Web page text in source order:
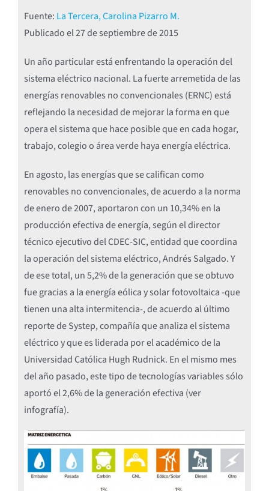
Fuente: La Tercera, Carolina Pizarro M.
Publicado el27 de septiembre de 2015
Un año particular está enfrentando la operación del
sistema eléctrico nacional. La fuerte arremetida de las
energías renovables no convencionales (ERNC) está
reflejando la necesidad de mejorar la forma en que
opera el sistema que hace posible que en cada hogar,
trabajo, colegio o área verde haya energía eléctrica.
En agosto, las energías que se califican como
renovables no convencionales, de acuerdo a la norma
de enero de 2007, aportaron con un 10,34% en la
producción efectiva de energía, según el director
técnico ejecutivo del CDEC-SIC, entidad que coordina
la operación del sistema eléctrico, Andrés Salgado. Y
de ese total, un 5,2% de la generación que se obtuvo
fue gracias a la energía eólica y solar fotovoltaica -que
tienen una alta intermitencia-, de acuerdo al último
reporte de Systep, compañía que analiza el sistema
eléctrico y que es liderada por el académico de la
Universidad Católica Hugh Rudnick. En el mismo mes
del año pasado, este tipo de tecnologías variables sólo
aportó el 2,6% de la generación efectiva (ver
infografía).